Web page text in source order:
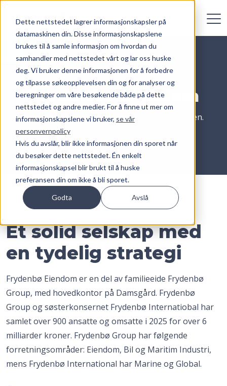
Dette nettstedet lagrer informasjonskapsler på
datamaskinen din. Disse informasjonskapslene
brukes til å samle informasjon om hvordan du
samhandler med nettstedet vårt og lar oss huske
deg. Vi bruker denne informasjonen for å forbedre
og tilpasse søkeopplevelsen din og for analyser og
beregninger om våre besøkende både på dette
nettstedet og andre medier. For å finne ut mer om
informasjonskapslene vi bruker, se vår
personvernpolicy
Hvis du avslår, blir ikke informasjonen din sporet når
du besøker dette nettstedet. Én enkelt
informasjonskapsel blir brukt til å huske
preferansen din om ikke å bli sporet.
Godta Avslå
Frydenbø Eiendom
Profesjonell utleier av næringslokaler i Bergen.
Et solid selskap med
en tydelig strategi
Frydenbø Eiendom er en del av familieeide Frydenbø
Group, med hovedkontor på Damsgård. Frydenbø
Group og søsterkonsernet Frydenbø Internatiobal har
samlet over 900 ansatte og omsatte i 2025 for over 6
milliarder kroner. Frydenbø Group har følgende
forretningsområder: Eiendom, Bil og Maritim Industri,
mens Frydenbø International har Marine og Global.